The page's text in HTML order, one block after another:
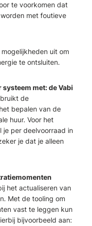
te voorkomen dat
met foutieve
uit om
te ontsluiten.
met: de Vabi
de
bepalen van de
huur. Voor het
je per deelvoorraad in
je dat je alleen
het actualiseren van
Met de tooling om
vast te leggen kun
bijvoorbeeld aan: